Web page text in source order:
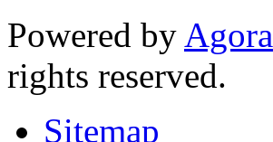
Powered by Agora
rights reserved.
Sitemap